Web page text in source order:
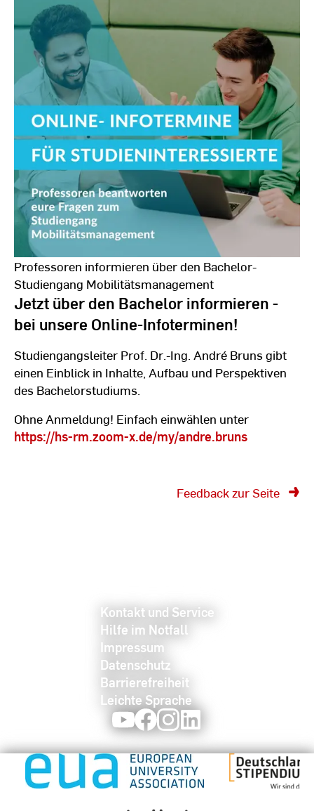
Professoren informieren über den Bachelor-
Studiengang Mobilitätsmanagement
Jetzt über den Bachelor informieren -
bei unsere Online-Infoterminen!
Studiengangsleiter Prof. Dr.-Ing. André Bruns gibt
einen Einblick in Inhalte, Aufbau und Perspektiven
des Bachelorstudiums.
Ohne Anmeldung! Einfach einwählen unter
https://hs-rm.zoom-x.de/my/andre.bruns
Feedback zur Seite
Kontakt und Service
Hilfe im Notfall
Impressum
Datenschutz
Barrierefreiheit
Leichte Sprache
YoutubeFacebookInstagram